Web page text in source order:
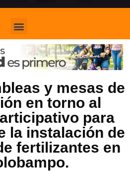
y mesas de
en torno al
para
la instalación de
fertilizantes en